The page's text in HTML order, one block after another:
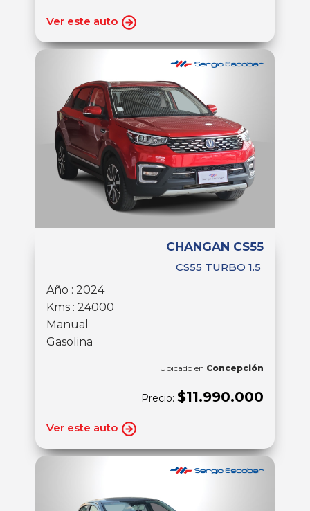
Ver este auto
CHANGAN CS55
CS55 TURBO 1.5
Año : 2024
Kms : 24000
Manual
Gasolina
Ubicado en Concepción
Precio: $11.990.000
Ver este auto